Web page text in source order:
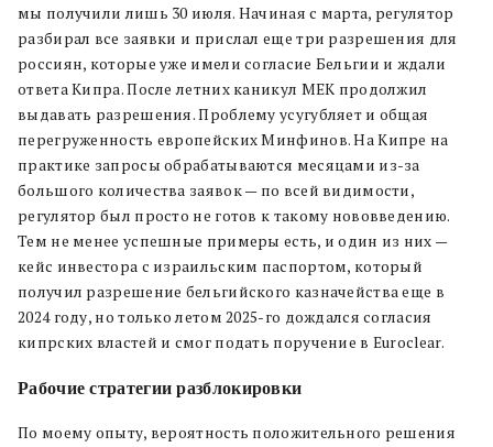
мы получили лишь 30 июля. Начиная с марта, регулятор
разбирал все заявки и прислал еще три разрешения для
россиян, которые уже имели согласие Бельгии и ждали
ответа Кипра. После летних каникул МЕК продолжил
выдавать разрешения. Проблему усугубляет и общая
перегруженность европейских Минфинов. На Кипре на
практике запросы обрабатываются месяцами из-за
большого количества заявок — по всей видимости,
регулятор был просто не готов к такому нововведению.
Тем не менее успешные примеры есть, и один из них —
кейс инвестора с израильским паспортом, который
получил разрешение бельгийского казначейства еще в
2024 году, но только летом 2025-го дождался согласия
кипрских властей и смог подать поручение в Euroclear.
Рабочие стратегии разблокировки
По моему опыту, вероятность положительного решения